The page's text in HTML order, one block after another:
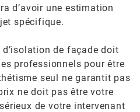
d’avoir une estimation
spécifique.
de façade doit
professionnels pour être
seul ne garantit pas
ne doit pas être votre
de votre intervenant